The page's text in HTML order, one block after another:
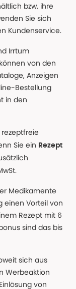
bzw. ihre
Sie sich
Kundenservice.
Irrtum
von den
Anzeigen
Bestellung
in den
Sie ein Rezept
Medikamente
einen Vorteil von
Rezept mit 6
sind das bis
sich aus
Werbeaktion
von